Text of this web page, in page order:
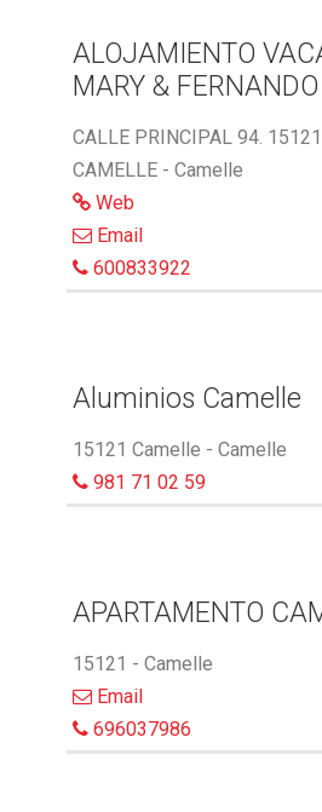
ALOJAMIENTO
MARY & FERNANDO
CALLE PRINCIPAL 94.
CAMELLE - Camelle
Web
Email
600833922
Aluminios Camelle
15121 Camelle - Camelle
981 71 02 59
APARTAMENTO
15121 - Camelle
Email
696037986